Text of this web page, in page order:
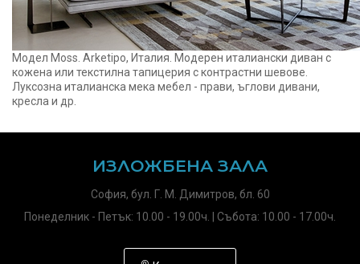
Модел Moss. Arketipo, Италия. Модерен италиански диван с
кожена или текстилна тапицерия с контрастни шевове.
Луксозна италианска мека мебел - прави, ъглови дивани,
кресла и др.
ИЗЛОЖБЕНА ЗАЛА
София, бул. Г. М. Димитров, бл. 60
Понеделник - Петък: 10.00 - 19.00ч. | Събота: 10.00 - 17.00ч.